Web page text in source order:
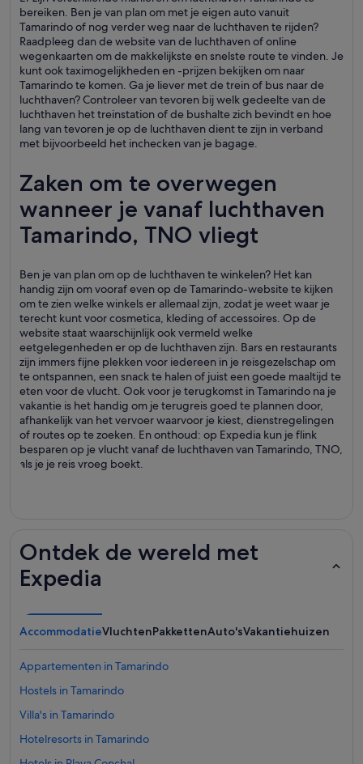
bereiken. Ben je van plan om met je eigen auto vanuit
Tamarindo of nog verder weg naar de luchthaven te rijden?
Raadpleeg dan de website van de luchthaven of online
wegenkaarten om de makkelijkste en snelste route te vinden. Je
kunt ook taximogelijkheden en -prijzen bekijken om naar
Tamarindo te komen. Ga je liever met de trein of bus naar de
luchthaven? Controleer van tevoren bij welk gedeelte van de
luchthaven het treinstation of de bushalte zich bevindt en hoe
lang van tevoren je op de luchthaven dient te zijn in verband
met bijvoorbeeld het inchecken van je bagage.
Zaken om te overwegen
wanneer je vanaf luchthaven
Tamarindo, TNO vliegt
Ben je van plan om op de luchthaven te winkelen? Het kan
handig zijn om vooraf even op de Tamarindo-website te kijken
om te zien welke winkels er allemaal zijn, zodat je weet waar je
terecht kunt voor cosmetica, kleding of accessoires. Op de
website staat waarschijnlijk ook vermeld welke
eetgelegenheden er op de luchthaven zijn. Bars en restaurants
zijn immers fijne plekken voor iedereen in je reisgezelschap om
te ontspannen, een snack te halen of juist een goede maaltijd te
eten voor de vlucht. Ook voor je terugkomst in Tamarindo na je
vakantie is het handig om je terugreis goed te plannen door,
afhankelijk van het vervoer waarvoor je kiest, dienstregelingen
of routes op te zoeken. En onthoud: op Expedia kun je flink
besparen op je vlucht vanaf de luchthaven van Tamarindo, TNO,
als je je reis vroeg boekt.
Ontdek de wereld met
Expedia
AccommodatieVluchtenPakkettenAuto'sVakantiehuizen
Appartementen in Tamarindo
Hostels in Tamarindo
Villa's in Tamarindo
Hotelresorts in Tamarindo